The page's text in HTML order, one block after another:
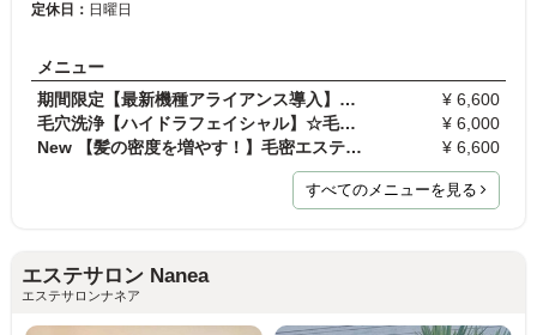
定休日： 日曜日
メニュー
期間限定【最新機種アライアンス導入】エンダモロジ…
¥ 6,600
毛穴洗浄【ハイドラフェイシャル】☆毛穴の汚れ•黒ず…
¥ 6,000
New 【髪の密度を増やす！】毛密エステ（頭皮診断つ…
¥ 6,600
すべてのメニューを見る
エステサロン Nanea
エステサロンナネア